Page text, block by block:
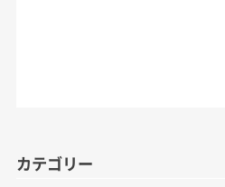
カテゴリー